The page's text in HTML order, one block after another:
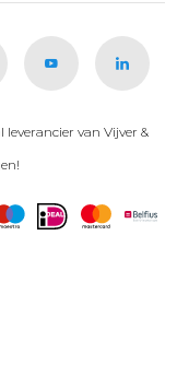
van Vijver &